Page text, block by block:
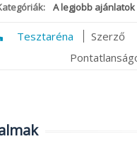
A legjobb ajánlatok
Tesztaréna
Szerző